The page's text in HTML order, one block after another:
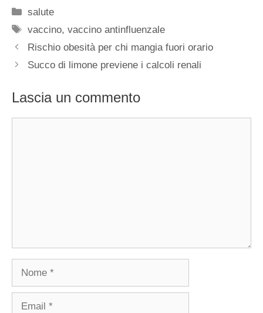
Categorie
salute
Tag
vaccino,vaccino antinfluenzale
Rischio obesità per chi mangia fuori orario
Succo di limone previene i calcoli renali
Lascia un commento